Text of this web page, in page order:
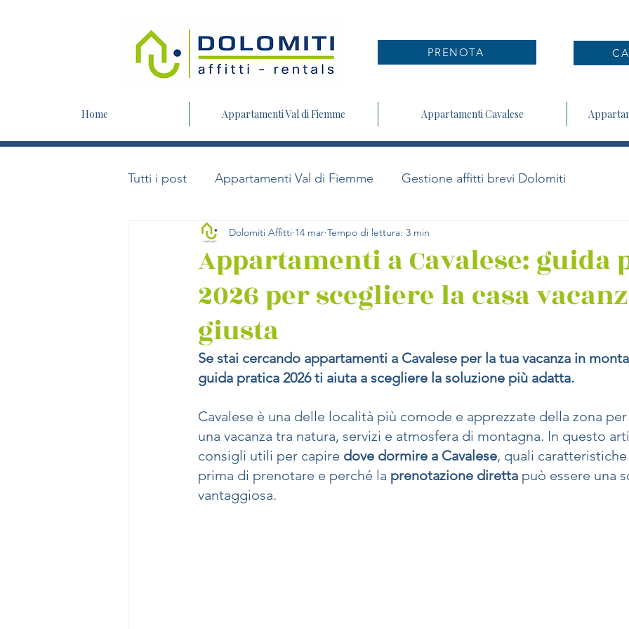
PRENOTA
Home Appartamenti Val di Fiemme Appartamenti Cavalese
Tutti i post Appartamenti Val di Fiemme Gestione affitti brevi Dolomiti
Appartamenti a Cavalese: guida
2026 per scegliere la casa
giusta
Dolomiti Affitti 14 mar Tempo di lettura: 3 min
Se stai cercando appartamenti a Cavalese per la tua vacanza in
guida pratica 2026 ti aiuta a scegliere la soluzione più adatta.
Cavalese è una delle località più comode e apprezzate della zona
una vacanza tra natura, servizi e atmosfera di montagna. In questo
consigli utili per capire dove dormire a Cavalese, quali
prima di prenotare e perché la prenotazione diretta può essere una
vantaggiosa.